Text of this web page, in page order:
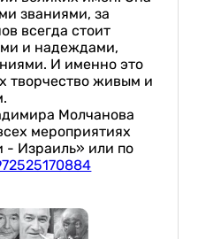
званиями, за
всегда стоит
и надеждами,
И именно это
творчество живым и
Молчанова
мероприятиях
- Израиль» или по